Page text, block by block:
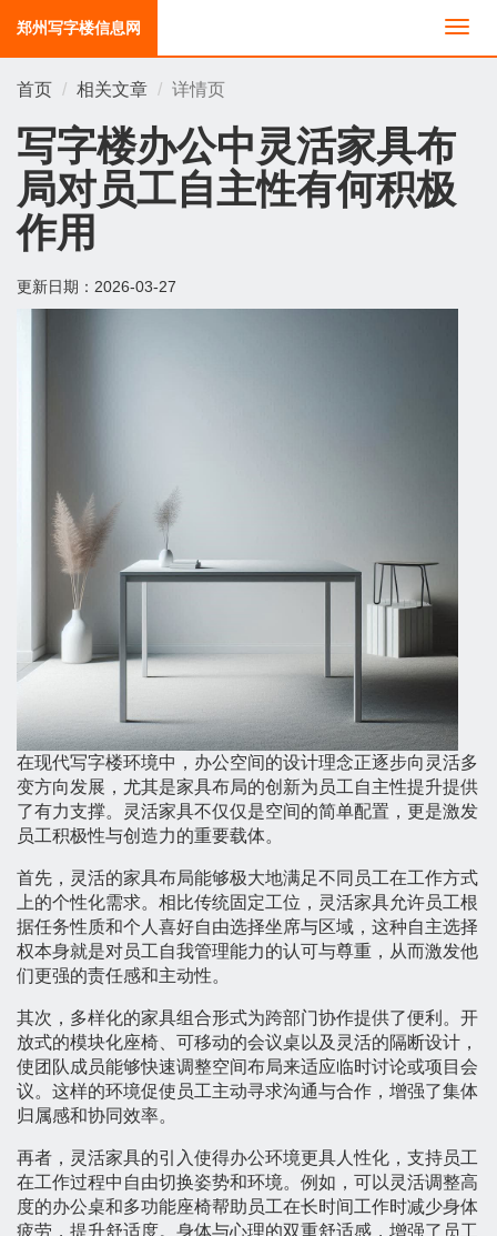
切
换
郑州写字楼信息网
首页 相关文章 详情页
写字楼办公中灵活家具布
局对员工自主性有何积极
作用
更新日期： 2026-03-27
在现代写字楼环境中，办公空间的设计理念正逐步向灵活多
变方向发展，尤其是家具布局的创新为员工自主性提升提供
了有力支撑。灵活家具不仅仅是空间的简单配置，更是激发
员工积极性与创造力的重要载体。
首先，灵活的家具布局能够极大地满足不同员工在工作方式
上的个性化需求。相比传统固定工位，灵活家具允许员工根
据任务性质和个人喜好自由选择坐席与区域，这种自主选择
权本身就是对员工自我管理能力的认可与尊重，从而激发他
们更强的责任感和主动性。
其次，多样化的家具组合形式为跨部门协作提供了便利。开
放式的模块化座椅、可移动的会议桌以及灵活的隔断设计，
使团队成员能够快速调整空间布局来适应临时讨论或项目会
议。这样的环境促使员工主动寻求沟通与合作，增强了集体
归属感和协同效率。
再者，灵活家具的引入使得办公环境更具人性化，支持员工
在工作过程中自由切换姿势和环境。例如，可以灵活调整高
度的办公桌和多功能座椅帮助员工在长时间工作时减少身体
疲劳，提升舒适度。身体与心理的双重舒适感，增强了员工